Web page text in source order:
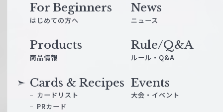
For Beginners
はじめての方へ
News
ニュース
Products
商品情報
Cards & Recipes
カードリスト
PRカード
Events
大会・イベント
Rule/Q&A
ルール・Q&A